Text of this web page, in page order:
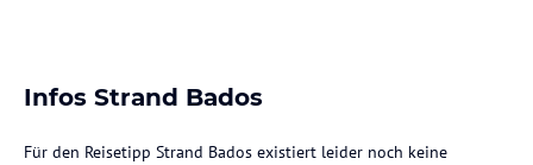
Infos Strand Bados
Für den Reisetipp Strand Bados existiert leider noch keine